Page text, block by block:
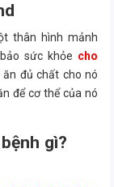
thân hình mảnh
sức khỏe cho
đủ chất cho nó
để cơ thể của nó
gì?